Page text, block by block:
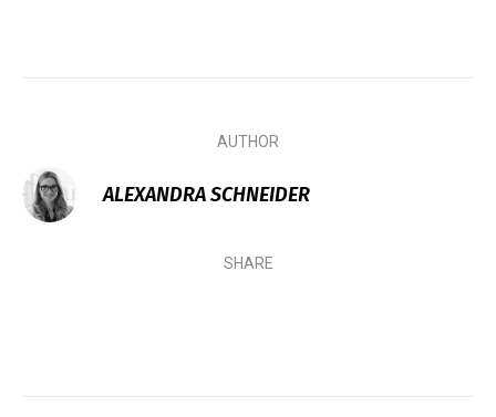
AUTHOR
ALEXANDRA SCHNEIDER
SHARE